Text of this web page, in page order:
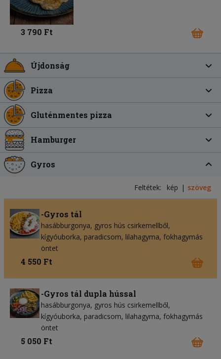
3 790 Ft
Újdonság
Pizza
Gluténmentes pizza
Hamburger
Gyros
Feltétek: kép szöveg
-Gyros tál
hasábburgonya gyros hús csirkemellből
kígyóuborka paradicsom lilahagyma fokhagymás
öntet
4 550 Ft
-Gyros tál dupla hússal
hasábburgonya gyros hús csirkemellből
kígyóuborka paradicsom lilahagyma fokhagymás
öntet
5 050 Ft